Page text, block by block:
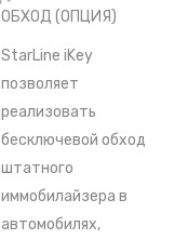
ОБХОД (ОПЦИЯ)
StarLine iKey
позволяет
реализовать
бесключевой обход
штатного
иммобилайзера в
автомобилях,